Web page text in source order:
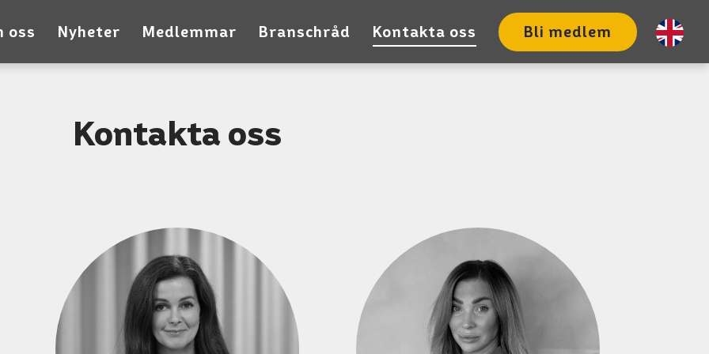
oss Nyheter Medlemmar Branschråd Kontakta oss Bli medlem
Kontakta oss